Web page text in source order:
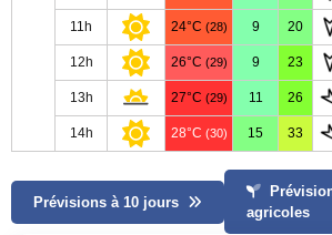
11h 24°C (28) 9 20
12h 26°C (29) 9 23
13h 27°C (29) 11 26
14h 28°C (30) 15 33
Prévisions à 10 jours
agricoles